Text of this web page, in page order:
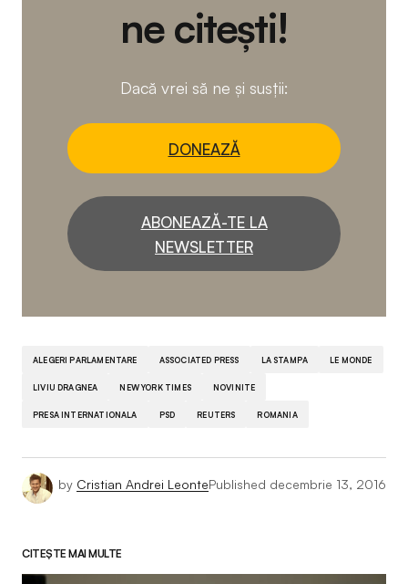
ne citești!
Dacă vrei să ne și susții:
DONEAZĂ
ABONEAZĂ-TE LA
NEWSLETTER
ALEGERI PARLAMENTARE ASSOCIATED PRESS LA STAMPA LE MONDE
LIVIU DRAGNEA NEW YORK TIMES NOVINITE
PRESA INTERNATIONALA PSD REUTERS ROMANIA
by Cristian Andrei LeontePublished decembrie 13, 2016
CITEȘTE MAI MULTE